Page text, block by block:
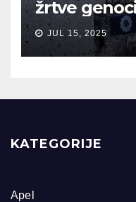
žrtve
JUL 15, 2025
KATEGORIJE
Apel